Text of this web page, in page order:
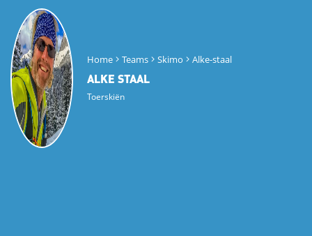
Home Teams Skimo Alke-staal
ALKE STAAL
Toerskiën